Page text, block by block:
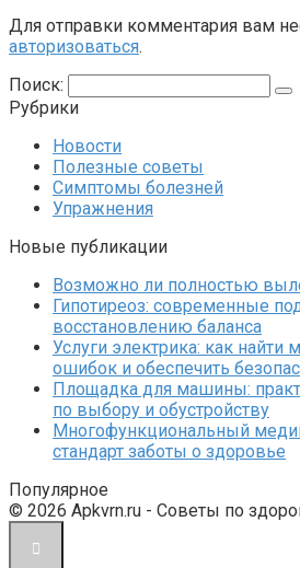
Для отправки комментария вам
авторизоваться.
Поиск:
Рубрики
Новости
Полезные советы
Симптомы болезней
Упражнения
Новые публикации
Возможно ли полностью
Гипотиреоз: современные
восстановлению баланса
Услуги электрика: как найти
ошибок и обеспечить
Площадка для машины:
по выбору и обустройству
Многофункциональный
стандарт заботы о здоровье
Популярное
© 2026 Apkvrn.ru - Советы по